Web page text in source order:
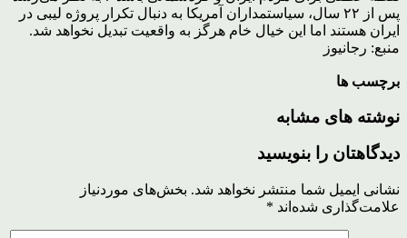
پس از ۲۲ سال، سیاستمداران آمریکا به دنبال تکرار پروژه لیبی در
ایران هستند اما این خیال خام هرگز به واقعیت تبدیل نخواهد شد.
منبع: رجانیوز
برچسب ها
نوشته های مشابه
دیدگاهتان را بنویسید
نشانی ایمیل شما منتشر نخواهد شد. بخش‌های موردنیاز
علامت‌گذاری شده‌اند *